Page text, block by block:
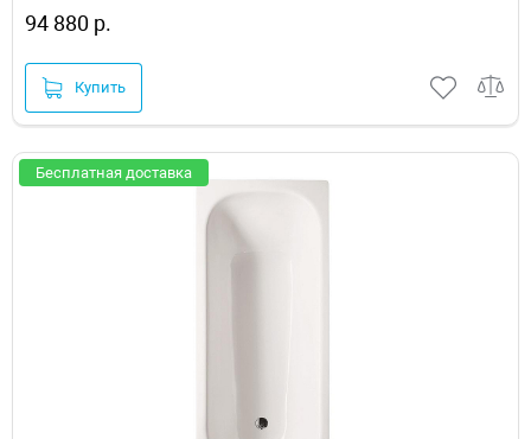
94 880 р.
Купить
Бесплатная доставка